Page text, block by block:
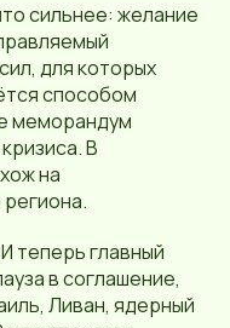
сильнее: желание
для которых
способом
меморандум
В
на
теперь главный
в соглашение,
Ливан, ядерный